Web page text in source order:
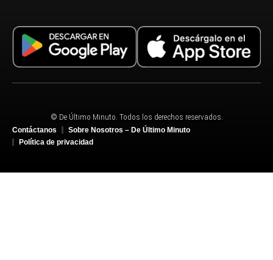
© De Último Minuto. Todos los derechos reservados.
Contáctanos
Sobre Nosotros – De Último Minuto
Política de privacidad